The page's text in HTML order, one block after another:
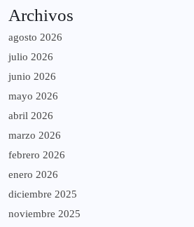
Archivos
agosto 2026
julio 2026
junio 2026
mayo 2026
abril 2026
marzo 2026
febrero 2026
enero 2026
diciembre 2025
noviembre 2025